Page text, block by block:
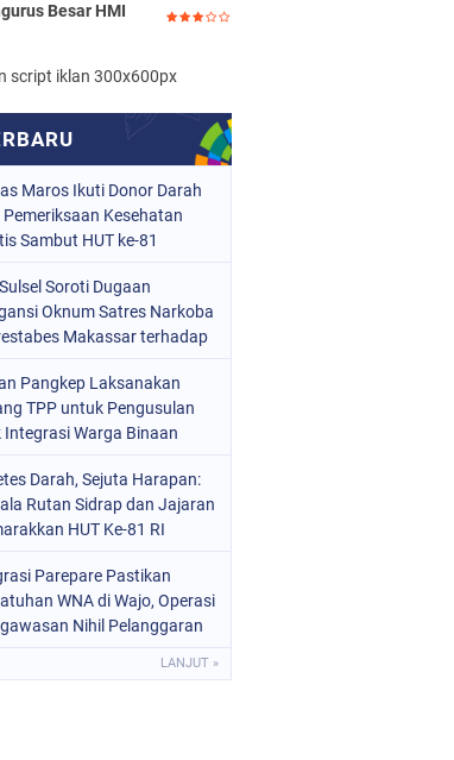
Besar HMI
script iklan 300x600px
Maros Ikuti Donor Darah
Kesehatan
Sambut HUT ke-81
Soroti Dugaan
Oknum Satres Narkoba
Makassar terhadap
Pangkep Laksanakan
TPP untuk Pengusulan
Integrasi Warga Binaan
Darah, Sejuta Harapan:
Rutan Sidrap dan Jajaran
HUT Ke-81 RI
Parepare Pastikan
WNA di Wajo, Operasi
Nihil Pelanggaran
LANJUT »